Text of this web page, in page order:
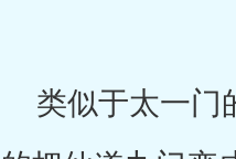
类似于太一门